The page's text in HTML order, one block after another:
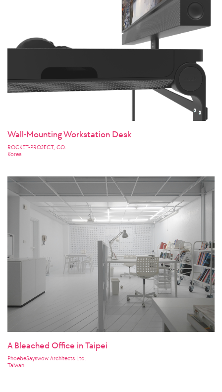
Wall-Mounting Workstation Desk
ROCKET-PROJECT, CO.
Korea
A Bleached Office in Taipei
PhoebeSayswow Architects Ltd.
Taiwan